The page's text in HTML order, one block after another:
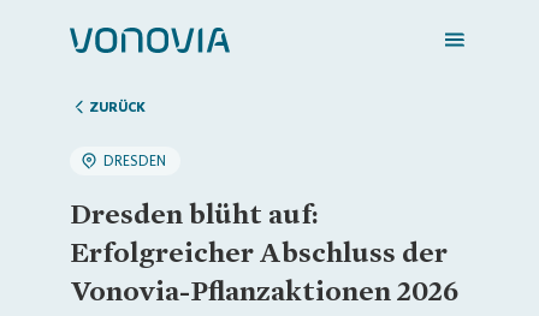
Zuhause finden
Mein Zuhause
ZURÜCK
DRESDEN
Dresden blüht auf:
Erfolgreicher Abschluss der
Vonovia-Pflanzaktionen 2026